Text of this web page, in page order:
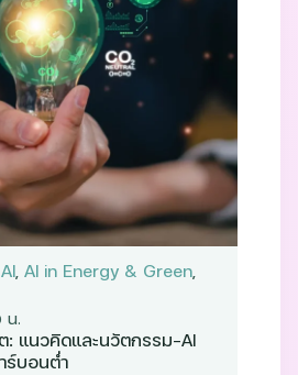
AI, AI in Energy & Green,
น.
: แนวคิดและนวัตกรรม-AI
ร์บอนต่ำ